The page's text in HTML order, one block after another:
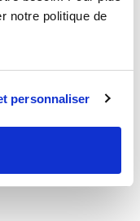
notre politique de
personnaliser
Ø54